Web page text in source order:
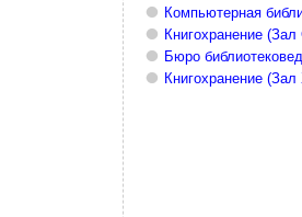
Компьютерная
Книгохранение
Бюро
Книгохранение